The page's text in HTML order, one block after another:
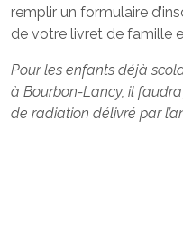
remplir un formulaire
de votre livret de famille
Pour les enfants déjà
à Bourbon-Lancy, il
de radiation délivré par